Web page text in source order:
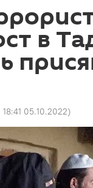
в
18:41 05.10.2022)